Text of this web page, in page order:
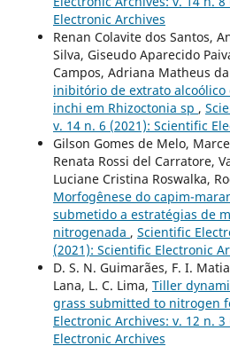
Electronic Archives
Renan Colavite dos Santos,
Silva, Giseudo Aparecido
Campos, Adriana Matheus
inibitório de extrato alcoólico
inchi em Rhizoctonia sp ,
v. 14 n. 6 (2021): Scientific
Gilson Gomes de Melo,
Renata Rossi del Carratore,
Luciane Cristina Roswalka,
Morfogênese do capim-
submetido a estratégias de
nitrogenada , Scientific
(2021): Scientific Electronic
D. S. N. Guimarães, F. I.
Lana, L. C. Lima, Tiller
grass submitted to nitrogen
Electronic Archives: v. 12 n.
Electronic Archives